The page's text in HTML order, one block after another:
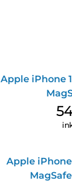
Apple iPhone
Apple iPhone